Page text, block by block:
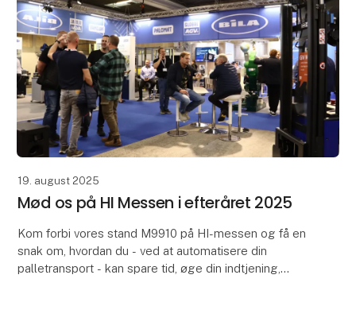
19. august 2025
Mød os på HI Messen i efteråret 2025
Kom forbi vores stand M9910 på HI-messen og få en
snak om, hvordan du - ved at automatisere din
palletransport - kan spare tid, øge din indtjening,